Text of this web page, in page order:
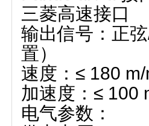
三菱高速接口 ‌
输出信号 ：正
置）‌
速度 ‌：≤ ‌ 180
加速度 ‌：≤ ‌ 100
电气参数 ‌：